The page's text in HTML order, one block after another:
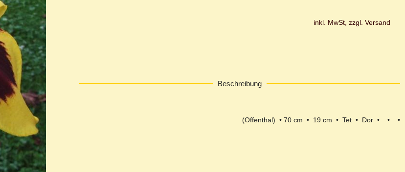
inkl. MwSt, zzgl. Versand
Beschreibung
(Offenthal) • 70 cm • 19 cm • Tet • Dor • • •